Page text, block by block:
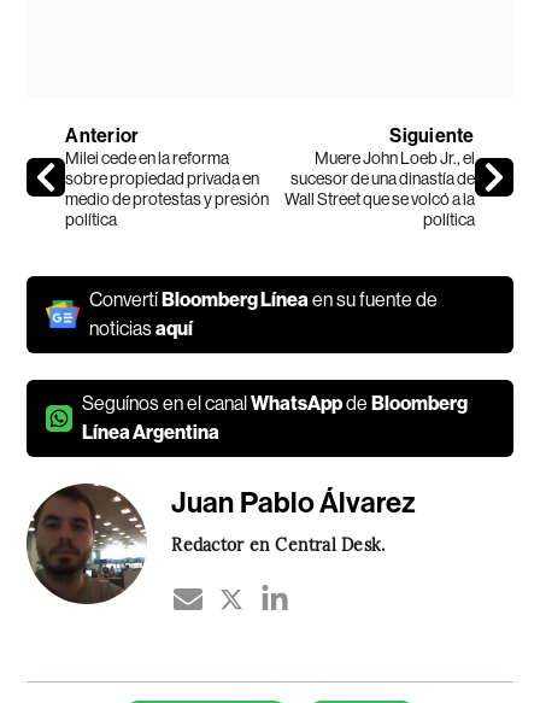
Anterior
Milei cede en la reforma
sobre propiedad privada en
medio de protestas y presión
política
Siguiente
Muere John Loeb Jr., el
sucesor de una dinastía de
Wall Street que se volcó a la
política
ConvertíBloomberg Línea en su fuente de
noticiasaquí
Seguínos en el canalWhatsAppdeBloomberg
Línea Argentina
Juan Pablo Álvarez
Redactor en Central Desk.